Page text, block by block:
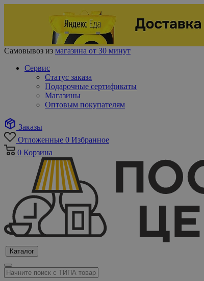
Самовывоз из магазина от 30 минут
Сервис
Статус заказа
Подарочные сертификаты
Магазины
Оптовым покупателям
Заказы
Отложенные 0 Избранное
0 Корзина
Каталог